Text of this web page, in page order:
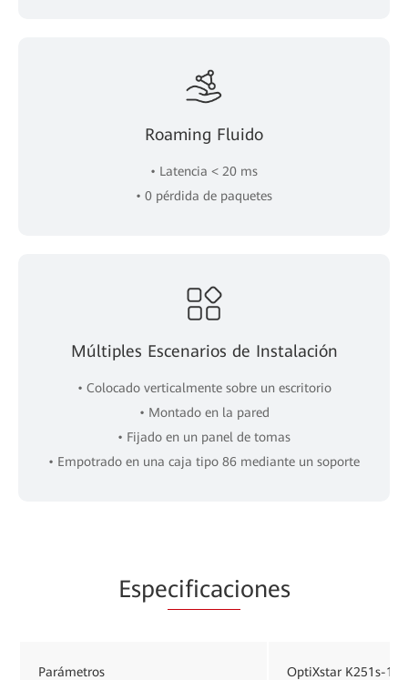
Roaming Fluido
• Latencia < 20 ms
• 0 pérdida de paquetes
Múltiples Escenarios de Instalación
• Colocado verticalmente sobre un escritorio
• Montado en la pared
• Fijado en un panel de tomas
• Empotrado en una caja tipo 86 mediante un soporte
Especificaciones
Parámetros OptiXstar K251s-11